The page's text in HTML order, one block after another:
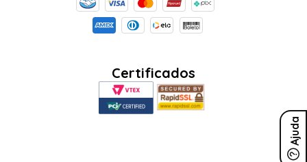
Ajuda
Certificados